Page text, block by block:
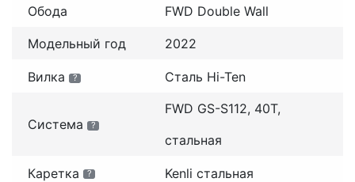
Обода FWD Double Wall
Модельный год 2022
Вилка ? Сталь Hi-Ten
Система ?
FWD GS-S112, 40T,
стальная
Каретка ?
Kenli стальная